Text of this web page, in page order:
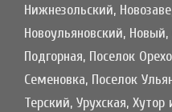
Нижнезольский,
Новоульяновский,
Подгорная, Поселок
Семеновка, Поселок
Терский, Урухская,